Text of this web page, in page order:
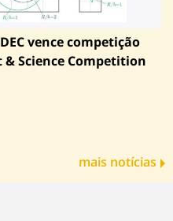
vence competição
Science Competition
mais notícias